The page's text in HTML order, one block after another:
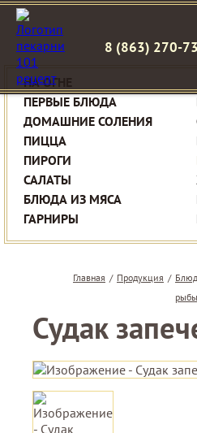
8 (863) 270-
НА ОГНЕ
ПЕРВЫЕ БЛЮДА
ДОМАШНИЕ СОЛЕНИЯ
ПИЦЦА
ПИРОГИ
САЛАТЫ
БЛЮДА ИЗ МЯСА
ГАРНИРЫ
Главная / Продукция /
рыбы
Судак